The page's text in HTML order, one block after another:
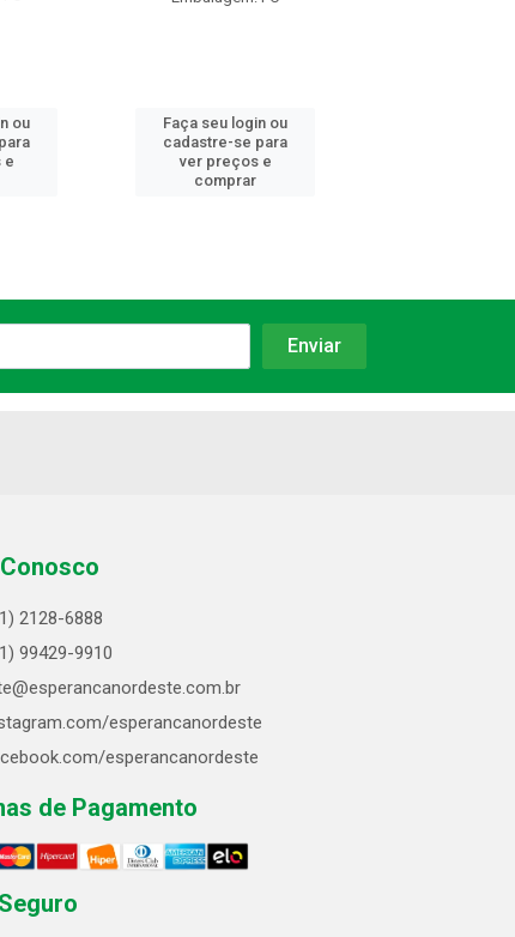
ou
e
Faça seu login ou
cadastre-se para
ver preços e
comprar
2128-6888
99429-9910
esperancanordeste
esperancanordeste
de Pagamento